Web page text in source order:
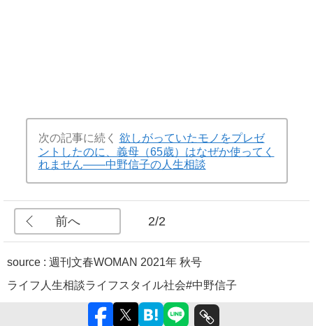
次の記事に続く 欲しがっていたモノをプレゼ
ントしたのに、義母（65歳）はなぜか使ってく
れません――中野信子の人生相談
前へ 2/2
source : 週刊文春WOMAN 2021年 秋号
ライフ 人生相談ライフスタイル社会#中野信子